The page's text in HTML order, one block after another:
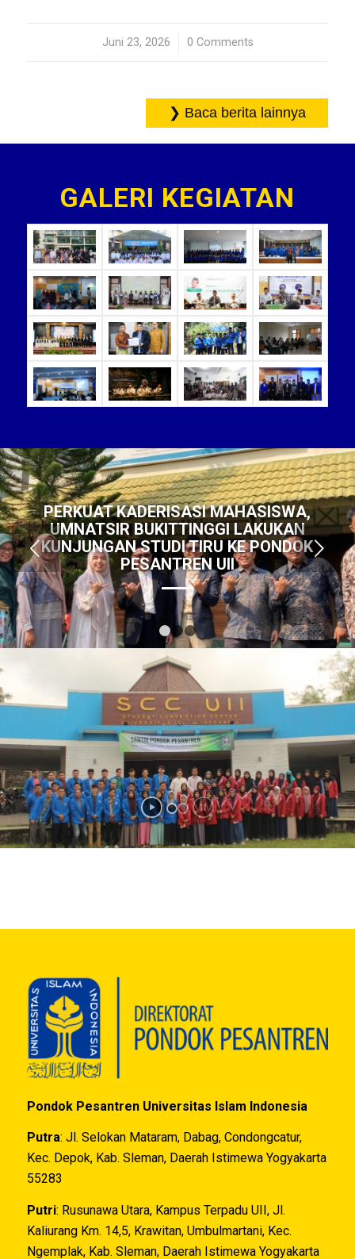
Juni 23, 2026
/ 0 Comments
GALERI KEGIATAN
PERKUAT KADERISASI MAHASISWA,
UMNATSIR BUKITTINGGI LAKUKAN
KUNJUNGAN STUDI TIRU KE PONDOK
PESANTREN UII
Next
1 2 3
Pondok Pesantren Universitas Islam Indonesia
Putra: Jl. Selokan Mataram, Dabag, Condongcatur,
Kec. Depok, Kab. Sleman, Daerah Istimewa Yogyakarta
55283
Putri: Rusunawa Utara, Kampus Terpadu UII, Jl.
Kaliurang Km. 14,5, Krawitan, Umbulmartani, Kec.
Ngemplak, Kab. Sleman, Daerah Istimewa Yogyakarta